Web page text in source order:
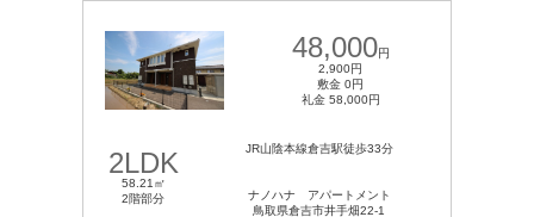
48,000円
2,900円
敷金 0円
礼金 58,000円
2LDK
58.21㎡
2階部分
JR山陰本線倉吉駅徒歩33分
ナノハナ アパートメント
鳥取県倉吉市井手畑22-1